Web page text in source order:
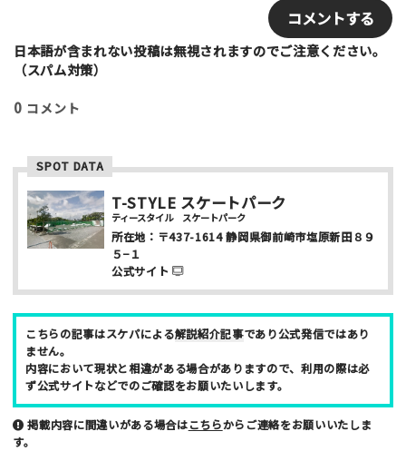
該当する項目を選択して下さい（複数可能）
上級者向け
初心者向け
ファミリー向け
利用者多い
利用者少ない
女性多い
セクション多い
ニックネーム （任意/公開）
性別
男性
女性
年齢
*
i日本語が含まれない投稿は無視されますのでご注意ください。
（スパム対策）
0 コメント
SPOT DATA
T-STYLE スケートパーク
ティースタイル スケートパーク
所在地： 〒437-1614静岡県御前崎市塩原新田８９
５−１
公式サイト
こちらの記事はスケパによる解説紹介記事であり公式発信ではあり
ません。
内容において現状と相違がある場合がありますので、利用の際は必
ず公式サイトなどでのご確認をお願いたいします。
掲載内容に間違いがある場合はこちらからご連絡をお願いいたしま
す。